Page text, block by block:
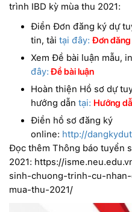
trình IBD kỳ mùa thu 2021:
Điền Đơn đăng ký dự
tin, tải tại đây: Đơn
Xem Đề bài luận mẫu,
đây: Đề bài luận
Hoàn thiện Hồ sơ dự
hướng dẫn tại: Hướng
Điền hồ sơ đăng ký
online: http://
Đọc thêm Thông báo tuyển
2021: https://
sinh-chuong-trinh-cu-
mua-thu-2021/